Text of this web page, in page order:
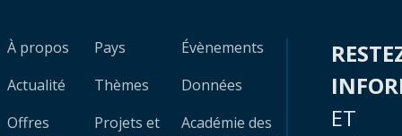
À propos
Actualité
Offres
Pays
Thèmes
Projets et
Évènements
Données
Académie des
ET